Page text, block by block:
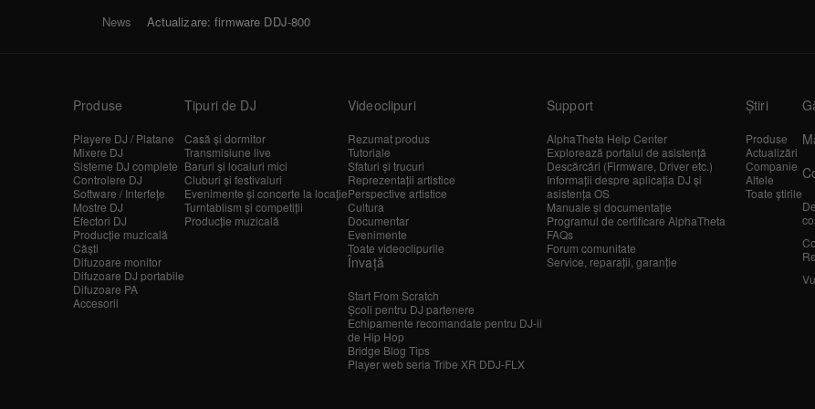
News Actualizare: firmware DDJ-800
Produse
Playere DJ / Platane
Mixere DJ
Sisteme DJ complete
Controlere DJ
Software / Interfețe
Mostre DJ
Efectori DJ
Producție muzicală
Căști
Difuzoare monitor
Difuzoare DJ portabile
Difuzoare PA
Accesorii
Tipuri de DJ
Casă și dormitor
Transmisiune live
Baruri și localuri mici
Cluburi și festivaluri
Evenimente și concerte la locație
Turntablism și competiții
Producție muzicală
Videoclipuri
Rezumat produs
Tutoriale
Sfaturi și trucuri
Reprezentații artistice
Perspective artistice
Cultura
Documentar
Evenimente
Toate videoclipurile
Învață
Start From Scratch
Școli pentru DJ partenere
Echipamente recomandate pentru DJ-ii
de Hip Hop
Bridge Blog Tips
Player web seria Tribe XR DDJ-FLX
Support
AlphaTheta Help Center
Explorează portalul de asistență
Descărcări (Firmware, Driver etc.)
Informații despre aplicația DJ și
asistența OS
Manuale și documentație
Programul de certificare AlphaTheta
FAQs
Forum comunitate
Service, reparații, garanție
Știri
Produse
Actualizări
Companie
Altele
Toate știrile